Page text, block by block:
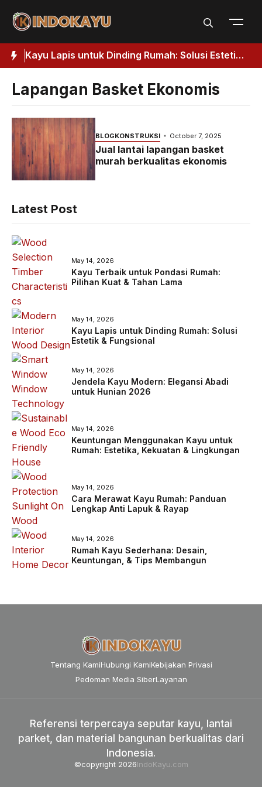
Kayu Lapis untuk Dinding Rumah: Solusi Estetik
& Fungsional
Lapangan Basket Ekonomis
BLOGKONSTRUKSI October 7, 2025
Jual lantai lapangan basket
murah berkualitas ekonomis
Latest Post
May 14, 2026
Kayu Terbaik untuk Pondasi Rumah:
Pilihan Kuat & Tahan Lama
May 14, 2026
Kayu Lapis untuk Dinding Rumah: Solusi
Estetik & Fungsional
May 14, 2026
Jendela Kayu Modern: Elegansi Abadi
untuk Hunian 2026
May 14, 2026
Keuntungan Menggunakan Kayu untuk
Rumah: Estetika, Kekuatan & Lingkungan
May 14, 2026
Cara Merawat Kayu Rumah: Panduan
Lengkap Anti Lapuk & Rayap
May 14, 2026
Rumah Kayu Sederhana: Desain,
Keuntungan, & Tips Membangun
Tentang KamiHubungi KamiKebijakan Privasi
Pedoman Media SiberLayanan
Referensi terpercaya seputar kayu, lantai
parket, dan material bangunan berkualitas dari
Indonesia.
©copyright 2026IndoKayu.com